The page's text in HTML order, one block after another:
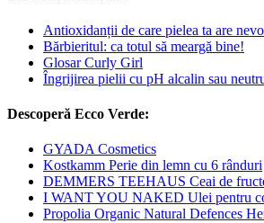
Antioxidanții de care pielea ta are
Bărbieritul: ca totul să meargă bine!
Glosar Curly Girl
Îngrijirea pielii cu pH alcalin sau
Descoperă Ecco Verde:
GYADA Cosmetics
Kostkamm Perie din lemn cu 6 rânduri
DEMMERS TEEHAUS Ceai de
I WANT YOU NAKED Ulei pentru
Propolia Organic Natural Defences